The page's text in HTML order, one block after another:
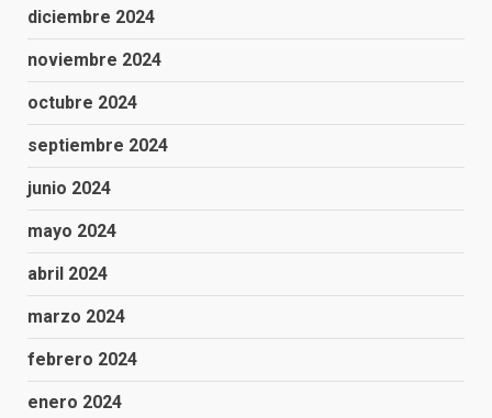
diciembre 2024
noviembre 2024
octubre 2024
septiembre 2024
junio 2024
mayo 2024
abril 2024
marzo 2024
febrero 2024
enero 2024